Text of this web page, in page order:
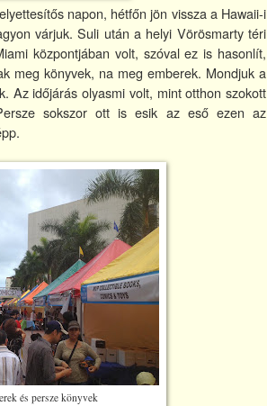
napon, hétfőn jön vissza a Hawaii-i
várjuk. Suli után a helyi Vörösmarty téri
központjában volt, szóval ez is hasonlít,
meg könyvek, na meg emberek. Mondjuk a
Az időjárás olyasmi volt, mint otthon szokott
sokszor ott is esik az eső ezen az
és persze könyvek